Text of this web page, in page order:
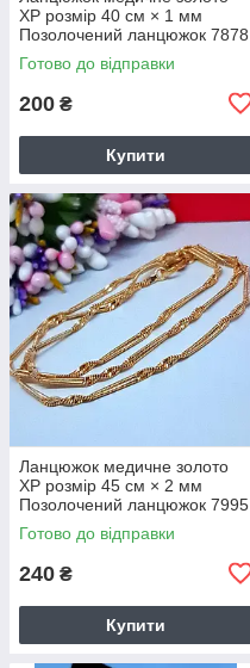
ХР розмір 40 см × 1 мм
Позолочений ланцюжок 7878
Готово до відправки
200 ₴
Купити
Ланцюжок медичне золото
ХР розмір 45 см × 2 мм
Позолочений ланцюжок 7995
Готово до відправки
240 ₴
Купити